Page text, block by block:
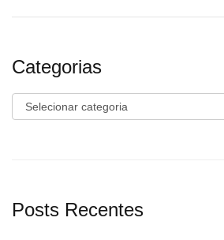
Categorias
Categorias
Posts Recentes